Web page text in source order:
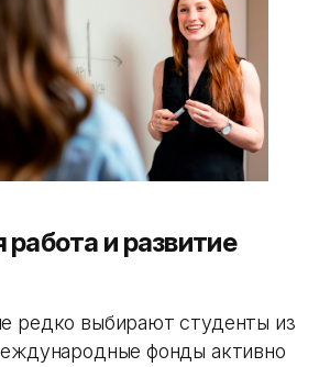
и развитие
редко выбирают студенты из
фонды активно